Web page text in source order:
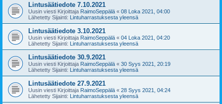
Lintusäätiedote 7.10.2021
Uusin viesti Kirjoittaja RaimoSeppälä « 08 Loka 2021, 04:00
Lähetetty Sijainti: Lintuharrastuksesta yleensä
Lintusäätiedote 3.10.2021
Uusin viesti Kirjoittaja RaimoSeppälä « 04 Loka 2021, 04:20
Lähetetty Sijainti: Lintuharrastuksesta yleensä
Lintusäätiedote 30.9.2021
Uusin viesti Kirjoittaja RaimoSeppälä « 30 Syys 2021, 20:19
Lähetetty Sijainti: Lintuharrastuksesta yleensä
Lintusäätiedote 27.9.2021
Uusin viesti Kirjoittaja RaimoSeppälä « 28 Syys 2021, 04:24
Lähetetty Sijainti: Lintuharrastuksesta yleensä